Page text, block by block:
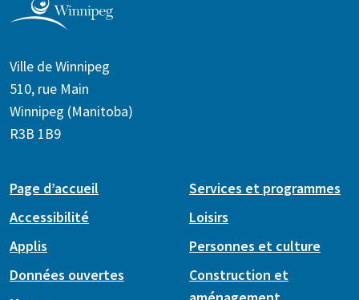
Ville de Winnipeg
510, rue Main
Winnipeg (Manitoba)
R3B 1B9
Page d’accueil
Accessibilité
Applis
Données ouvertes
Services et programmes
Loisirs
Personnes et culture
Construction et